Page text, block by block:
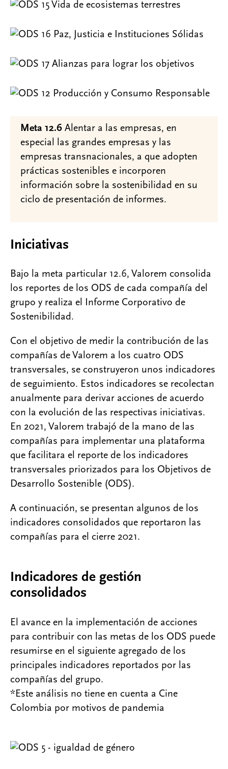
Meta 12.6 Alentar a las empresas, en
especial las grandes empresas y las
empresas transnacionales, a que adopten
prácticas sostenibles e incorporen
información sobre la sostenibilidad en su
ciclo de presentación de informes.
Iniciativas
Bajo la meta particular 12.6, Valorem consolida
los reportes de los ODS de cada compañía del
grupo y realiza el Informe Corporativo de
Sostenibilidad.
Con el objetivo de medir la contribución de las
compañías de Valorem a los cuatro ODS
transversales, se construyeron unos indicadores
de seguimiento. Estos indicadores se recolectan
anualmente para derivar acciones de acuerdo
con la evolución de las respectivas iniciativas.
En 2021, Valorem trabajó de la mano de las
compañías para implementar una plataforma
que facilitara el reporte de los indicadores
transversales priorizados para los Objetivos de
Desarrollo Sostenible (ODS).
A continuación, se presentan algunos de los
indicadores consolidados que reportaron las
compañías para el cierre 2021.
Indicadores de gestión
consolidados
El avance en la implementación de acciones
para contribuir con las metas de los ODS puede
resumirse en el siguiente agregado de los
principales indicadores reportados por las
compañías del grupo.
*Este análisis no tiene en cuenta a Cine
Colombia por motivos de pandemia